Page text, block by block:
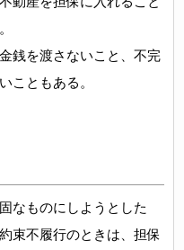
を渡さないこと、不完
こともある。
なものにしようとした
束不履行のときは、担保